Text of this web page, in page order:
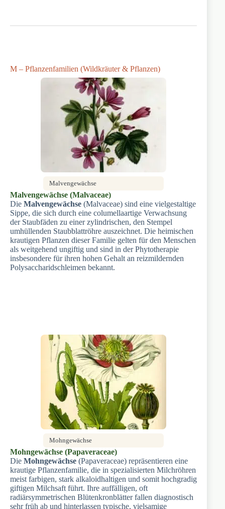
M – Pflanzenfamilien (Wildkräuter & Pflanzen)
Malvengewächse
Malvengewächse (Malvaceae)
Die Malvengewächse (Malvaceae) sind eine vielgestaltige
Sippe, die sich durch eine columellaartige Verwachsung
der Staubfäden zu einer zylindrischen, den Stempel
umhüllenden Staubblattröhre auszeichnet. Die heimischen
krautigen Pflanzen dieser Familie gelten für den Menschen
als weitgehend ungiftig und sind in der Phytotherapie
insbesondere für ihren hohen Gehalt an reizmildernden
Polysaccharidschleimen bekannt.
Mohngewächse
Mohngewächse (Papaveraceae)
Die Mohngewächse (Papaveraceae) repräsentieren eine
krautige Pflanzenfamilie, die in spezialisierten Milchröhren
meist farbigen, stark alkaloidhaltigen und somit hochgradig
giftigen Milchsaft führt. Ihre auffälligen, oft
radiärsymmetrischen Blütenkronblätter fallen diagnostisch
sehr früh ab und hinterlassen typische, vielsamige